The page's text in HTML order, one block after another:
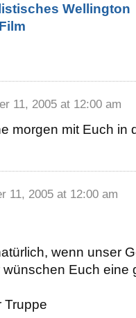
Wellington
11, 2005 at 12:00 am
morgen mit Euch in
11, 2005 at 12:00 am
wenn unser
Euch eine
Truppe